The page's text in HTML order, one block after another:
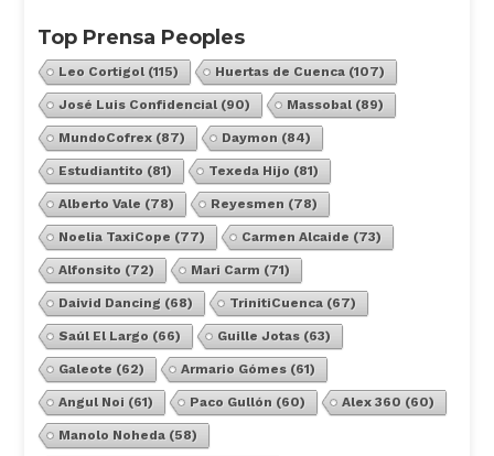
Top Prensa Peoples
Leo Cortigol(115) Huertas de Cuenca(107)
José Luis Confidencial(90) Massobal(89)
MundoCofrex(87) Daymon (84)
Estudiantito (81) Texeda Hijo (81)
Alberto Vale (78) Reyesmen (78)
Noelia TaxiCope (77) Carmen Alcaide (73)
Alfonsito (72) Mari Carm (71)
Daivid Dancing (68) TrinitiCuenca(67)
Saúl El Largo (66) Guille Jotas(63)
Galeote (62) Armario Gómes(61)
Angul Noi (61) Paco Gullón (60) Alex 360 (60)
Manolo Noheda(58)